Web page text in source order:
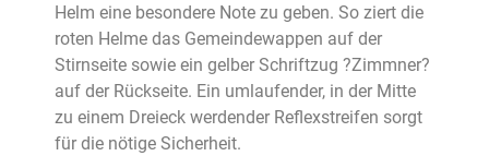
Helm eine besondere Note zu geben. So ziert die
roten Helme das Gemeindewappen auf der
Stirnseite sowie ein gelber Schriftzug ?Zimmner?
auf der Rückseite. Ein umlaufender, in der Mitte
zu einem Dreieck werdender Reflexstreifen sorgt
für die nötige Sicherheit.